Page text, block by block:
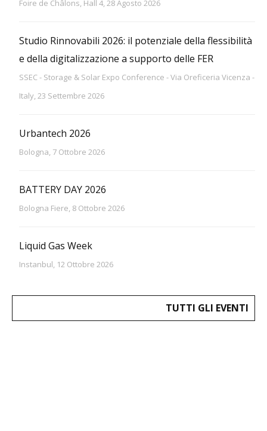
Foire de Châlons, Hall 4, 28 Agosto 2026
Studio Rinnovabili 2026: il potenziale della flessibilità
e della digitalizzazione a supporto delle FER
SSEC - Storage & Solar Expo Conference - Via Oreficeria Vicenza -
Italy, 23 Settembre 2026
Urbantech 2026
Bologna, 7 Ottobre 2026
BATTERY DAY 2026
Bologna Fiere, 8 Ottobre 2026
Liquid Gas Week
Instanbul, 12 Ottobre 2026
TUTTI GLI EVENTI